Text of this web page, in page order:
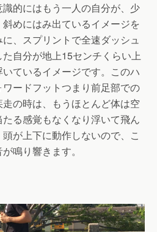
的にはもう一人の自分が、少
めにはみ出ているイメージを
、スプリントで全速ダッシュ
自分が地上15センチくらい上
ているイメージです。このハ
ードフットつまり前足部での
の時は、もうほとんど体は空
る感覚もなくなり浮いて飛ん
が上下に動作しないので、こ
鳴り響きます。